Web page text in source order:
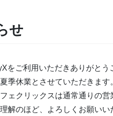
せ
をご利用いただきありがとう
季休業とさせていただきます
ェクリックスは通常通りの営
解のほど、よろしくお願いい